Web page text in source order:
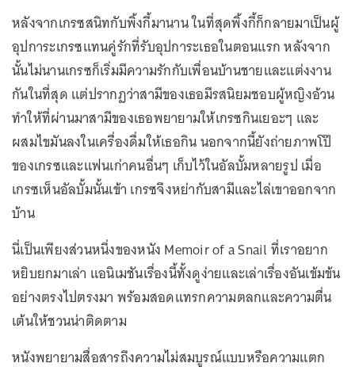
หลังจากเกรซสนิทกับพิ้งกี้มานาน ในที่สุดพิ้งกี้ก็กลายมาเป็นผู้
อุปการะเกรซแทนคู่รักที่รับอุปการะเธอในตอนแรก หลังจาก
นั้นไม่นานเกรซก็เริ่มมีความรักกับเพื่อนบ้านชายและแต่งงาน
กันในที่สุด แต่ปรากฏว่าสามีของเธอมีรสนิยมชอบผู้หญิงอ้วน
ทำให้ที่ผ่านมาสามีของเธอพยายามให้เกรซกินเยอะๆ และ
ผสมไขมันลงในเครื่องดื่มให้เธอกิน นอกจากนี้ยังถ่ายภาพโป๊
ของเกรซและแฟนเก่าคนอื่นๆ เก็บไว้ในอัลบั้มหลายรูป เมื่อ
เกรซเห็นอัลบั้มนั้นเข้า เกรซจึงหย่ากับสามีและไล่เขาออกจาก
บ้าน
นี่เป็นเพียงส่วนหนึ่งของหนัง Memoir of a Snail ที่เราอยาก
หยิบยกมาเล่า แอนิเมชันเรื่องนี้ทั้งดูง่ายและเล่าเรื่องอันเข้มข้น
อย่างตรงไปตรงมา พร้อมสอดแทรกความตลกและความตื่น
เต้นให้ชวนน่าติดตาม
หนังพยายามสื่อสารถึงความไม่สมบูรณ์แบบหรือความแตก